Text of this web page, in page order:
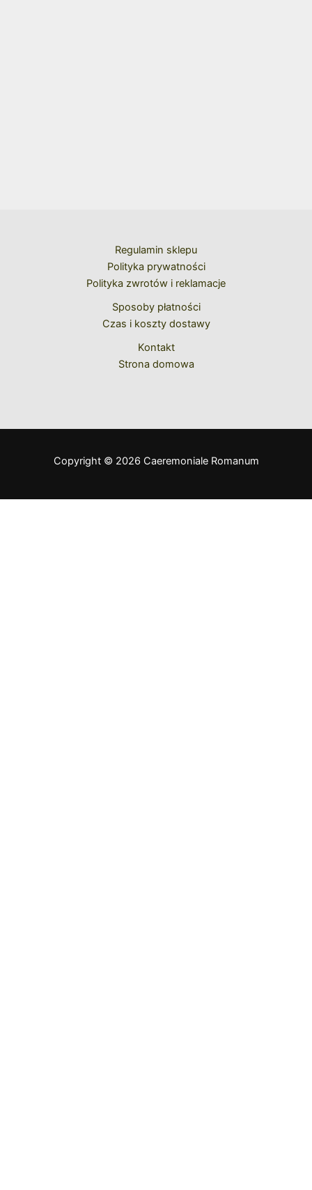
Regulamin sklepu
Polityka prywatności
Polityka zwrotów i reklamacje
Sposoby płatności
Czas i koszty dostawy
Kontakt
Strona domowa
Copyright © 2026 Caeremoniale Romanum